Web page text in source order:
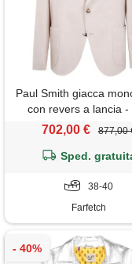
Paul Smith giacca
con revers a lancia -
neutri
702,00 € 877,00
Sped.
38-40
Farfetch